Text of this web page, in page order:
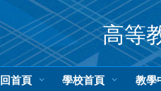
高等
回首頁 學校首頁 教學